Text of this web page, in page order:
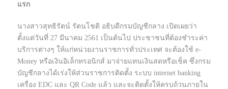
แรก
นางสาวสุทธิรัตน์ รัตนโชติ อธิบดีกรมบัญชีกลาง เปิดเผยว่า
ตั้งแต่วันที่ 27 มีนาคม 2561 เป็นต้นไป ประชาชนที่ต้องชำระค่า
บริการต่างๆ ให้แก่หน่วยงานราชการทั่วประเทศ จะต้องใช้ e-
Money หรือเงินอิเล็กทรอนิกส์ มาจ่ายแทนเงินสดหรือเช็ค ซึ่งกรม
บัญชีกลางได้เร่งให้ส่วนราชการติดตั้ง ระบบ internet banking
เครื่อง EDC และ QR Code แล้ว และจะติดตั้งให้ครบถ้วนภายใน